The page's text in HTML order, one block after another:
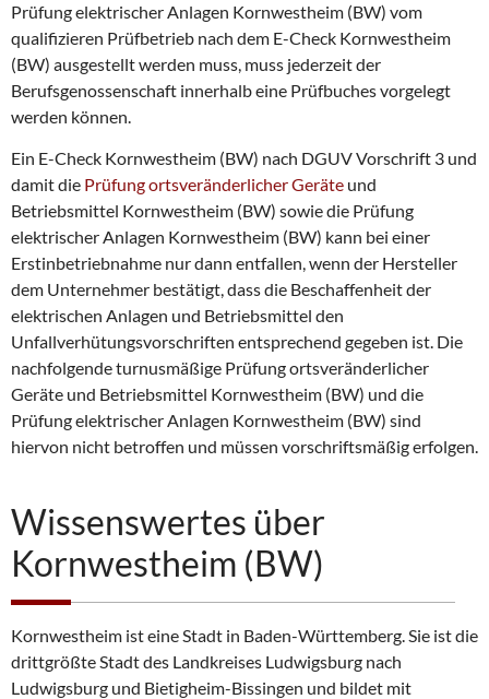
Prüfung elektrischer Anlagen Kornwestheim (BW) vom
qualifizieren Prüfbetrieb nach dem E-Check Kornwestheim
(BW) ausgestellt werden muss, muss jederzeit der
Berufsgenossenschaft innerhalb eine Prüfbuches vorgelegt
werden können.
Ein E-Check Kornwestheim (BW) nach DGUV Vorschrift 3 und
damit die Prüfung ortsveränderlicher Geräte und
Betriebsmittel Kornwestheim (BW) sowie die Prüfung
elektrischer Anlagen Kornwestheim (BW) kann bei einer
Erstinbetriebnahme nur dann entfallen, wenn der Hersteller
dem Unternehmer bestätigt, dass die Beschaffenheit der
elektrischen Anlagen und Betriebsmittel den
Unfallverhütungsvorschriften entsprechend gegeben ist. Die
nachfolgende turnusmäßige Prüfung ortsveränderlicher
Geräte und Betriebsmittel Kornwestheim (BW) und die
Prüfung elektrischer Anlagen Kornwestheim (BW) sind
hiervon nicht betroffen und müssen vorschriftsmäßig erfolgen.
Wissenswertes über
Kornwestheim (BW)
Kornwestheim ist eine Stadt in Baden-Württemberg. Sie ist die
drittgrößte Stadt des Landkreises Ludwigsburg nach
Ludwigsburg und Bietigheim-Bissingen und bildet mit